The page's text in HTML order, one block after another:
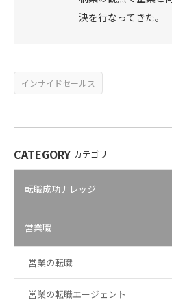
決を行なってきた。
インサイドセールス
CATEGORY カテゴリ
転職成功ナレッジ
営業職
営業の転職
営業の転職エージェント